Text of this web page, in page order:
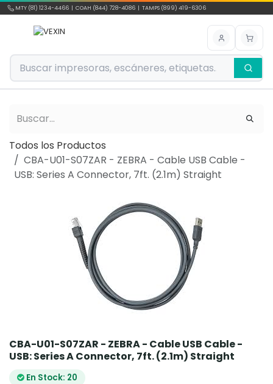
Ir al contenido
MTY (81) 1234-4466 | COAH (844) 728-4086 | TAMPS (899) 419-6306
Todos los Productos
CBA-U01-S07ZAR - ZEBRA - Cable USB Cable -
USB: Series A Connector, 7ft. (2.1m) Straight
CBA-U01-S07ZAR - ZEBRA - Cable USB Cable -
USB: Series A Connector, 7ft. (2.1m) Straight
En Stock: 20